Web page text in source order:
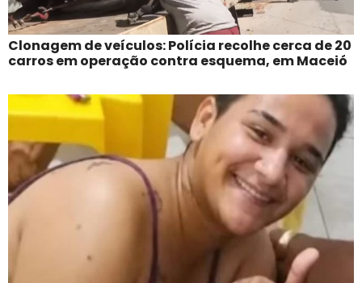
Clonagem de veículos: Polícia recolhe cerca de 20
carros em operação contra esquema, em Maceió